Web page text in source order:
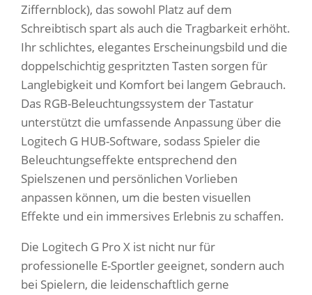
Ziffernblock), das sowohl Platz auf dem
Schreibtisch spart als auch die Tragbarkeit erhöht.
Ihr schlichtes, elegantes Erscheinungsbild und die
doppelschichtig gespritzten Tasten sorgen für
Langlebigkeit und Komfort bei langem Gebrauch.
Das RGB-Beleuchtungssystem der Tastatur
unterstützt die umfassende Anpassung über die
Logitech G HUB-Software, sodass Spieler die
Beleuchtungseffekte entsprechend den
Spielszenen und persönlichen Vorlieben
anpassen können, um die besten visuellen
Effekte und ein immersives Erlebnis zu schaffen.
Die Logitech G Pro X ist nicht nur für
professionelle E-Sportler geeignet, sondern auch
bei Spielern, die leidenschaftlich gerne